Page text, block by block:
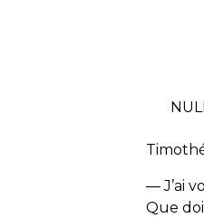
— J’ai
Que